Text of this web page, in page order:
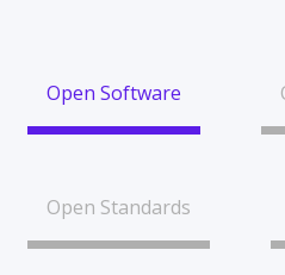
Open Software
Open Standards